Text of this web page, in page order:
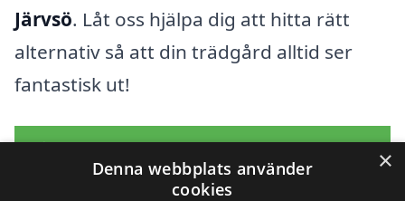
Järvsö. Låt oss hjälpa dig att hitta rätt
alternativ så att din trädgård alltid ser
fantastisk ut!
Få 3 erbjudanden, gratis och utan
förpliktelser
×
Denna webbplats använder
cookies